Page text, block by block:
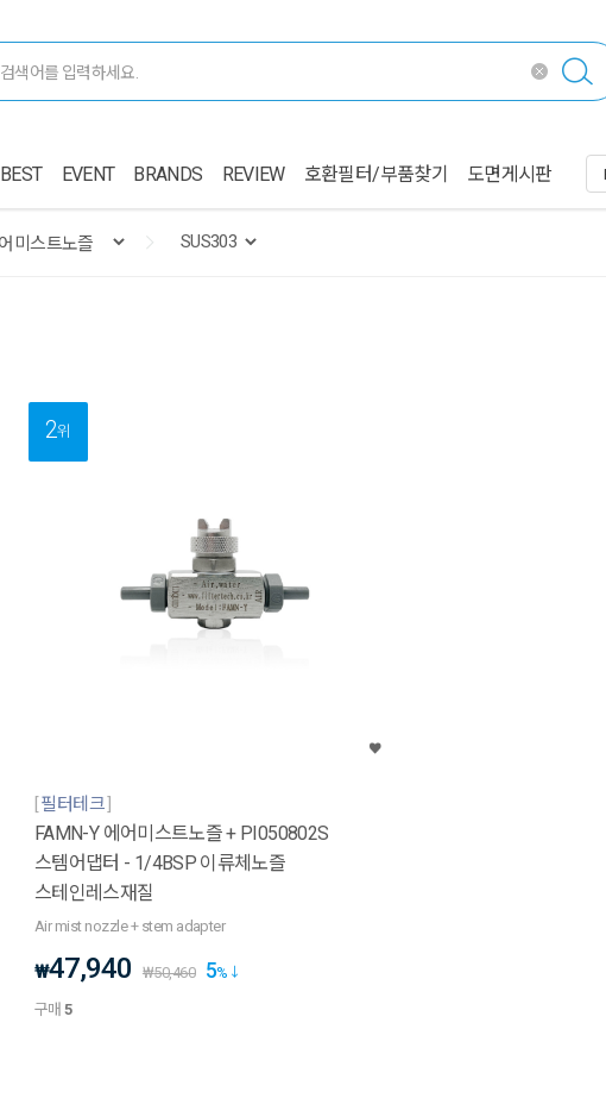
BEST EVENT BRANDS REVIEW 호환필터/부품찾기 도면게시판
2위
필터테크
FAMN-Y 에어미스트노즐 + PI050802S
스템어댑터 - 1/4BSP 이류체노즐
스테인레스재질
Air mist nozzle + stem adapter
₩47,940 ₩50,460 5%
구매5